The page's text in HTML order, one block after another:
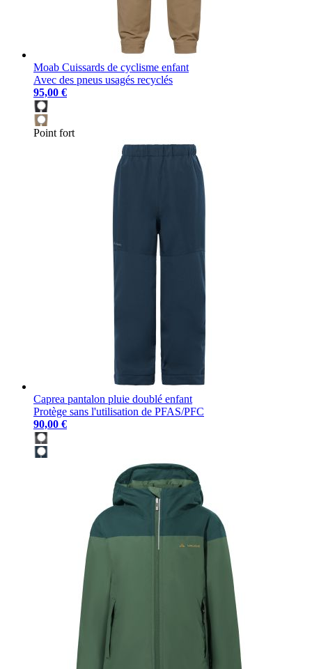
Moab Cuissards de cyclisme enfant
Avec des pneus usagés recyclés
95,00 €
Point fort
Caprea pantalon pluie doublé enfant
Protège sans l'utilisation de PFAS/PFC
90,00 €